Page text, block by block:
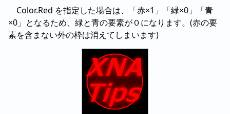
Color.Red を指定した場合は、「赤×1」「緑×0」「青
×0」となるため、緑と青の要素が０になります。(赤の要
素を含まない外の枠は消えてしまいます)